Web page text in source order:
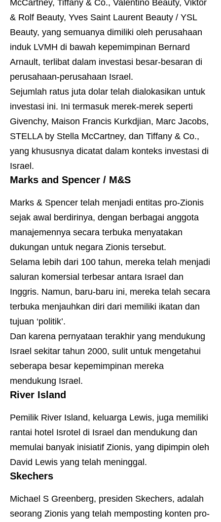
McCartney, Tiffany & Co., Valentino Beauty, Viktor
& Rolf Beauty, Yves Saint Laurent Beauty / YSL
Beauty, yang semuanya dimiliki oleh perusahaan
induk LVMH di bawah kepemimpinan Bernard
Arnault, terlibat dalam investasi besar-besaran di
perusahaan-perusahaan Israel.
Sejumlah ratus juta dolar telah dialokasikan untuk
investasi ini. Ini termasuk merek-merek seperti
Givenchy, Maison Francis Kurkdjian, Marc Jacobs,
STELLA by Stella McCartney, dan Tiffany & Co.,
yang khususnya dicatat dalam konteks investasi di
Israel.
Marks and Spencer / M&S
Marks & Spencer telah menjadi entitas pro-Zionis
sejak awal berdirinya, dengan berbagai anggota
manajemennya secara terbuka menyatakan
dukungan untuk negara Zionis tersebut.
Selama lebih dari 100 tahun, mereka telah menjadi
saluran komersial terbesar antara Israel dan
Inggris. Namun, baru-baru ini, mereka telah secara
terbuka menjauhkan diri dari memiliki ikatan dan
tujuan ‘politik’.
Dan karena pernyataan terakhir yang mendukung
Israel sekitar tahun 2000, sulit untuk mengetahui
seberapa besar kepemimpinan mereka
mendukung Israel.
River Island
Pemilik River Island, keluarga Lewis, juga memiliki
rantai hotel Isrotel di Israel dan mendukung dan
memulai banyak inisiatif Zionis, yang dipimpin oleh
David Lewis yang telah meninggal.
Skechers
Michael S Greenberg, presiden Skechers, adalah
seorang Zionis yang telah memposting konten pro-